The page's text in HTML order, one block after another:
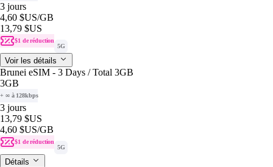
3 jours
4,60 $US/GB
13,79 $US
$1 de réduction
5G
Voir les détails
Brunei eSIM - 3 Days / Total 3GB
3GB
+ ∞ à 128kbps
3 jours
13,79 $US
4,60 $US/GB
$1 de réduction
5G
Détails